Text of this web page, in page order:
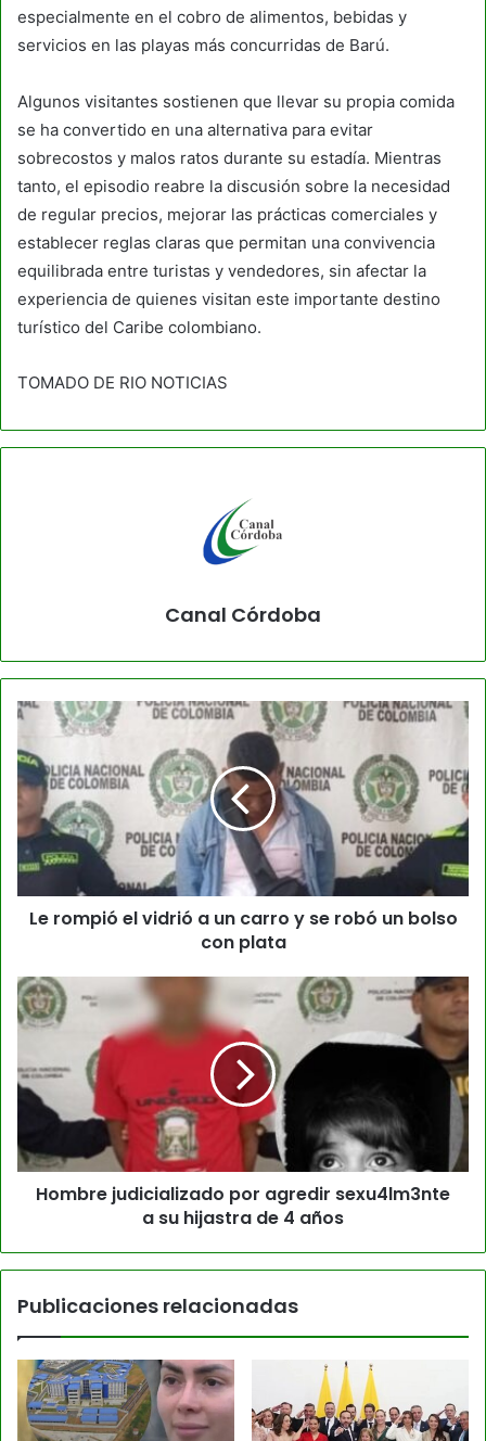
especialmente en el cobro de alimentos, bebidas y
servicios en las playas más concurridas de Barú.
Algunos visitantes sostienen que llevar su propia comida
se ha convertido en una alternativa para evitar
sobrecostos y malos ratos durante su estadía. Mientras
tanto, el episodio reabre la discusión sobre la necesidad
de regular precios, mejorar las prácticas comerciales y
establecer reglas claras que permitan una convivencia
equilibrada entre turistas y vendedores, sin afectar la
experiencia de quienes visitan este importante destino
turístico del Caribe colombiano.
TOMADO DE RIO NOTICIAS
Canal Córdoba
Le rompió el vidrió a un carro y se robó un bolso
con plata
Hombre judicializado por agredir sexu4lm3nte
a su hijastra de 4 años
Publicaciones relacionadas